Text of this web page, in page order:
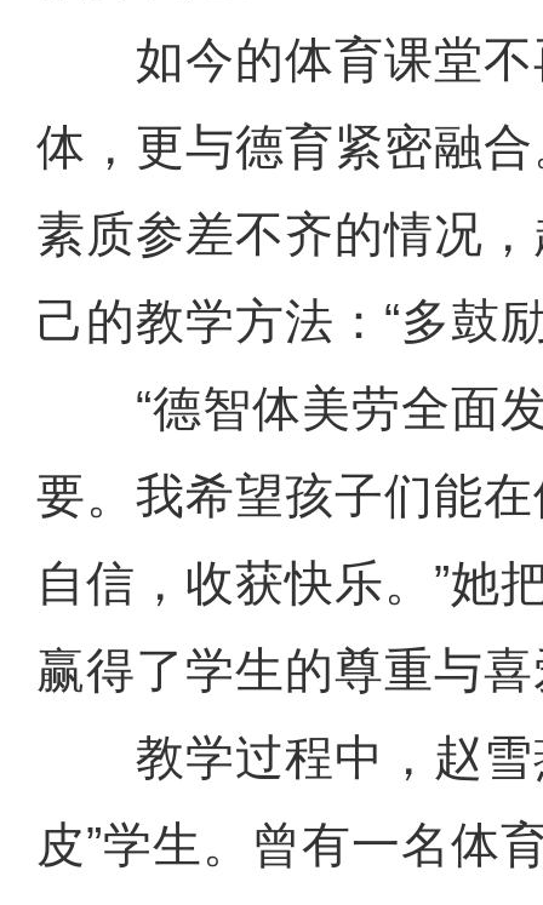
如今的体育课堂不
体，更与德育紧密融
素质参差不齐的情况
己的教学方法：“多鼓
“德智体美劳全面发
要。我希望孩子们能
自信，收获快乐。”她
赢得了学生的尊重与
教学过程中，赵雪
皮”学生。曾有一名体